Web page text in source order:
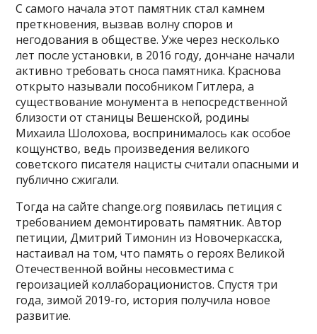
С самого начала этот памятник стал камнем
преткновения, вызвав волну споров и
негодования в обществе. Уже через несколько
лет после установки, в 2016 году, дончане начали
активно требовать сноса памятника. Краснова
открыто называли пособником Гитлера, а
существование монумента в непосредственной
близости от станицы Вешенской, родины
Михаила Шолохова, воспринималось как особое
кощунство, ведь произведения великого
советского писателя нацисты считали опасными и
публично сжигали.
Тогда на сайте change.org появилась петиция с
требованием демонтировать памятник. Автор
петиции, Дмитрий Тимонин из Новочеркасска,
настаивал на том, что память о героях Великой
Отечественной войны несовместима с
героизацией коллаборационистов. Спустя три
года, зимой 2019-го, история получила новое
развитие.